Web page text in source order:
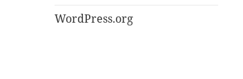
WordPress.org